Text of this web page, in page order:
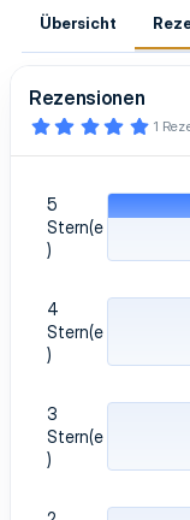
Übersicht
Rezensionen
5
0
S
t
n
e
1
5
Stern(e
)
4
Stern(e
)
3
Stern(e
)